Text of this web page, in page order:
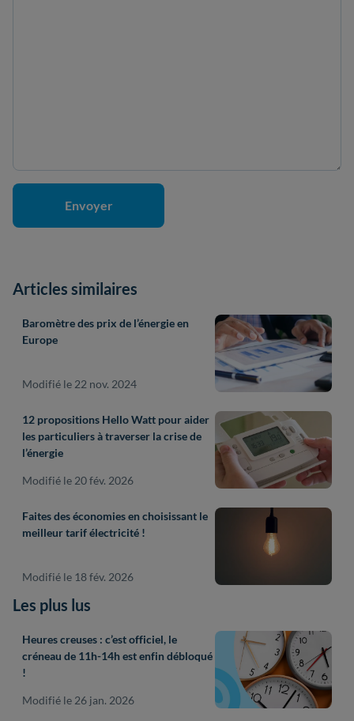
Articles similaires
Baromètre des prix de l’énergie en
Europe
Modifié le 22 nov. 2024
12 propositions Hello Watt pour aider
les particuliers à traverser la crise de
l’énergie
Modifié le 20 fév. 2026
Faites des économies en choisissant le
meilleur tarif électricité !
Modifié le 18 fév. 2026
Les plus lus
Heures creuses : c’est officiel, le
créneau de 11h-14h est enfin débloqué
!
Modifié le 26 jan. 2026